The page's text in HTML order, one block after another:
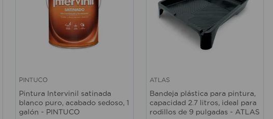
Vista rápida
PINTUCO
Pintura Intervinil satinada
blanco puro, acabado sedoso, 1
galón - PINTUCO
Vista rápida
ATLAS
Bandeja plástica para pintura,
capacidad 2.7 litros, ideal para
rodillos de 9 pulgadas - ATLAS